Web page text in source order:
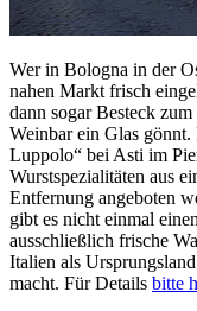
Wer in Bologna in der
nahen Markt frisch
dann sogar Besteck
Weinbar ein Glas
Luppolo“ bei Asti im
Wurstspezialitäten aus
Entfernung angeboten
gibt es nicht einmal
ausschließlich frische
Italien als
macht. Für Details bitte